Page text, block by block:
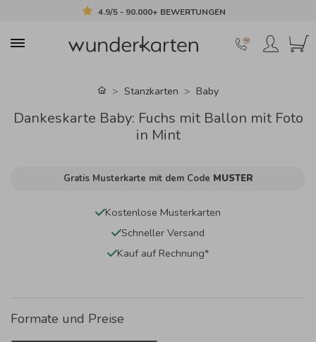
4.9/5 - 90.000+ BEWERTUNGEN
Stanzkarten Baby
Dankeskarte Baby: Fuchs mit Ballon mit Foto
in Mint
Gratis Musterkarte mit dem Code MUSTER
Kostenlose Musterkarten
Schneller Versand
Kauf auf Rechnung*
Formate und Preise